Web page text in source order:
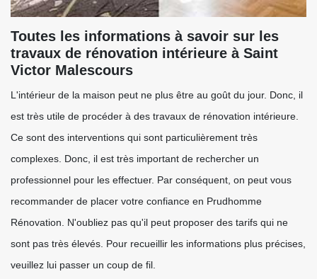
Toutes les informations à savoir sur les
travaux de rénovation intérieure à Saint
Victor Malescours
L'intérieur de la maison peut ne plus être au goût du jour. Donc, il
est très utile de procéder à des travaux de rénovation intérieure.
Ce sont des interventions qui sont particulièrement très
complexes. Donc, il est très important de rechercher un
professionnel pour les effectuer. Par conséquent, on peut vous
recommander de placer votre confiance en Prudhomme
Rénovation. N'oubliez pas qu'il peut proposer des tarifs qui ne
sont pas très élevés. Pour recueillir les informations plus précises,
veuillez lui passer un coup de fil.